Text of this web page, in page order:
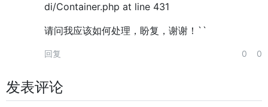
di/Container.php at line 431
请问我应该如何处理，盼复，谢谢！``
回复 0 0
发表评论